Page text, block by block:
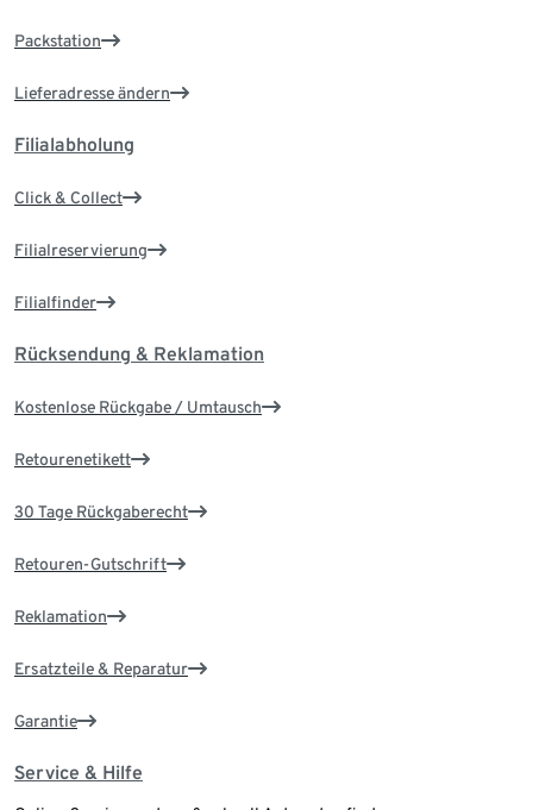
Packstation
Lieferadresse ändern
Filialabholung
Click & Collect
Filialreservierung
Filialfinder
Rücksendung & Reklamation
Kostenlose Rückgabe / Umtausch
Retourenetikett
30 Tage Rückgaberecht
Retouren-Gutschrift
Reklamation
Ersatzteile & Reparatur
Garantie
Service & Hilfe